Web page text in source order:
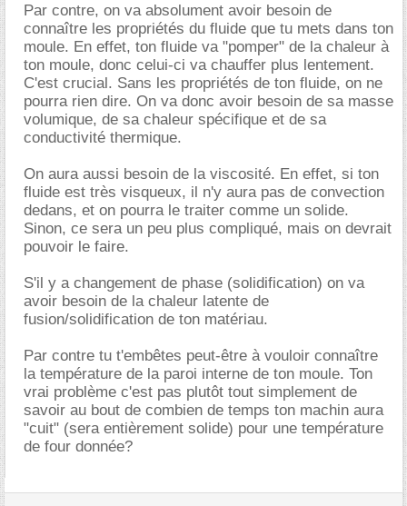
Par contre, on va absolument avoir besoin de
connaître les propriétés du fluide que tu mets dans ton
moule. En effet, ton fluide va "pomper" de la chaleur à
ton moule, donc celui-ci va chauffer plus lentement.
C'est crucial. Sans les propriétés de ton fluide, on ne
pourra rien dire. On va donc avoir besoin de sa masse
volumique, de sa chaleur spécifique et de sa
conductivité thermique.
On aura aussi besoin de la viscosité. En effet, si ton
fluide est très visqueux, il n'y aura pas de convection
dedans, et on pourra le traiter comme un solide.
Sinon, ce sera un peu plus compliqué, mais on devrait
pouvoir le faire.
S'il y a changement de phase (solidification) on va
avoir besoin de la chaleur latente de
fusion/solidification de ton matériau.
Par contre tu t'embêtes peut-être à vouloir connaître
la température de la paroi interne de ton moule. Ton
vrai problème c'est pas plutôt tout simplement de
savoir au bout de combien de temps ton machin aura
"cuit" (sera entièrement solide) pour une température
de four donnée?